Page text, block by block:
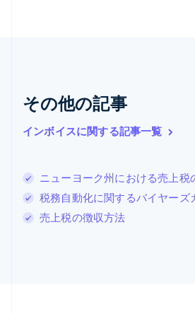
その他の記事
インボイスに関する記事一覧
ニューヨーク州における売上税
税務自動化に関するバイヤーズ
売上税の徴収方法
English简体中文
DeutschFrançaisItalianoEnglish
スペイン
スロバキア
English